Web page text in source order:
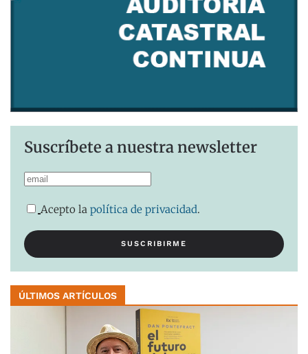
Suscríbete a nuestra newsletter
Acepto la política de privacidad.
ÚLTIMOS ARTÍCULOS